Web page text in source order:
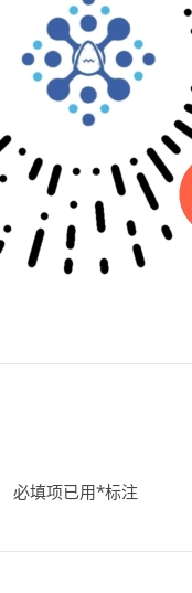
必填项已用*标注